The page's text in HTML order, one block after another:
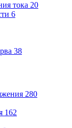
тока 20
6
38
280
162